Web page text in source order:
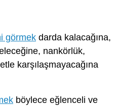
görmek darda kalacağına,
nankörlük,
karşılaşmayacağına
böylece eğlenceli ve